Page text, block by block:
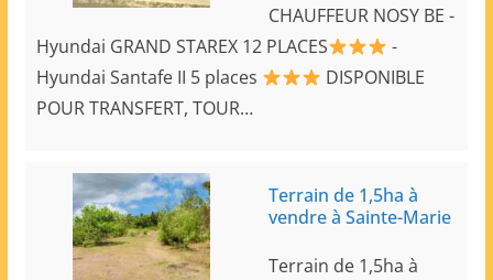
CHAUFFEUR NOSY BE -
Hyundai GRAND STAREX 12 PLACES
-
Hyundai Santafe II 5 places
DISPONIBLE
POUR TRANSFERT, TOUR…
Terrain de 1,5ha à
vendre à Sainte-Marie
Terrain de 1,5ha à